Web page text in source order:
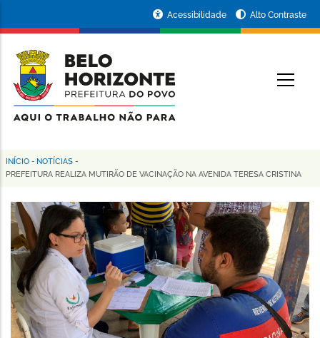
conteúdo
principal
da
Prefeitura
de
Horizonte
Acessibilidade Alto Contraste
Trilha
navegação
INÍCIO - NOTÍCIAS -
PREFEITURA REALIZA MUTIRÃO DE VACINAÇÃO NA AVENIDA TERESA CRISTINA